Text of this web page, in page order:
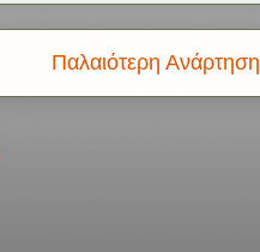
Παλαιότερη Ανάρτηση